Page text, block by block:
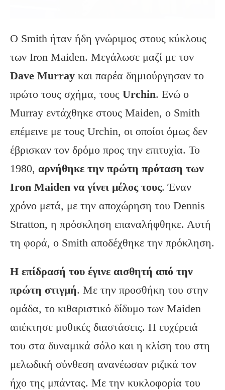
Ο Smith ήταν ήδη γνώριμος στους κύκλους
των Iron Maiden. Μεγάλωσε μαζί με τον
Dave Murray και παρέα δημιούργησαν το
πρώτο τους σχήμα, τους Urchin. Ενώ ο
Murray εντάχθηκε στους Maiden, ο Smith
επέμεινε με τους Urchin, οι οποίοι όμως δεν
έβρισκαν τον δρόμο προς την επιτυχία. Το
1980, αρνήθηκε την πρώτη πρόταση των
Iron Maiden να γίνει μέλος τους. Έναν
χρόνο μετά, με την αποχώρηση του Dennis
Stratton, η πρόσκληση επαναλήφθηκε. Αυτή
τη φορά, ο Smith αποδέχθηκε την πρόκληση.
Η επίδρασή του έγινε αισθητή από την
πρώτη στιγμή. Με την προσθήκη του στην
ομάδα, το κιθαριστικό δίδυμο των Maiden
απέκτησε μυθικές διαστάσεις. Η ευχέρειά
του στα δυναμικά σόλο και η κλίση του στη
μελωδική σύνθεση ανανέωσαν ριζικά τον
ήχο της μπάντας. Με την κυκλοφορία του